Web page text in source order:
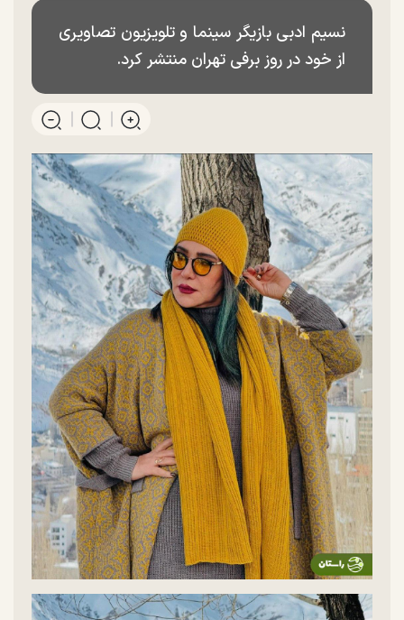
نسیم ادبی بازیگر سینما و تلویزیون تصاویری
از خود در روز برفی تهران منتشر کرد.